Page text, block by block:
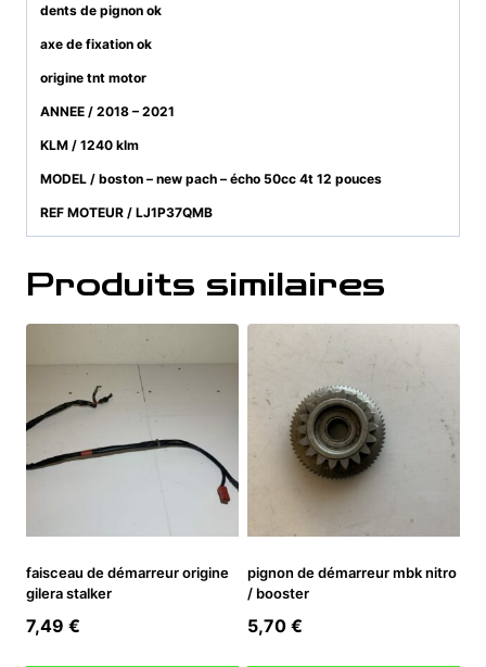
dents de pignon ok
axe de fixation ok
origine tnt motor
ANNEE / 2018 – 2021
KLM / 1240 klm
MODEL / boston – new pach – écho 50cc 4t 12 pouces
REF MOTEUR / LJ1P37QMB
Produits similaires
faisceau de démarreur origine
gilera stalker
7,49 €
pignon de démarreur mbk nitro
/ booster
5,70 €